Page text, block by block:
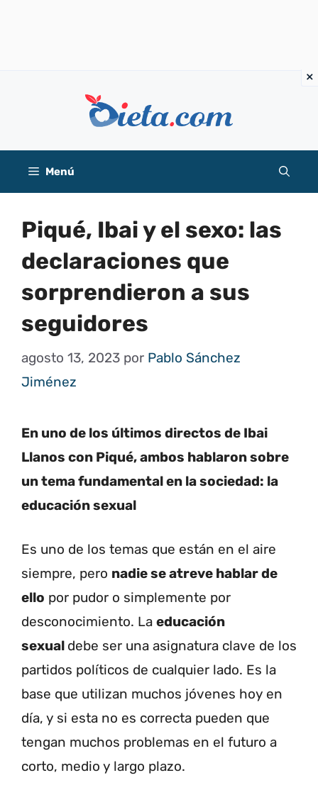
Menú
Piqué, Ibai y el sexo: las
declaraciones que
sorprendieron a sus
seguidores
agosto 13, 2023 por Pablo Sánchez
Jiménez
En uno de los últimos directos de Ibai
Llanos con Piqué, ambos hablaron sobre
un tema fundamental en la sociedad: la
educación sexual
Es uno de los temas que están en el aire
siempre, pero nadie se atreve hablar de
ello por pudor o simplemente por
desconocimiento. La educación
sexual debe ser una asignatura clave de los
partidos políticos de cualquier lado. Es la
base que utilizan muchos jóvenes hoy en
día, y si esta no es correcta pueden que
tengan muchos problemas en el futuro a
corto, medio y largo plazo.